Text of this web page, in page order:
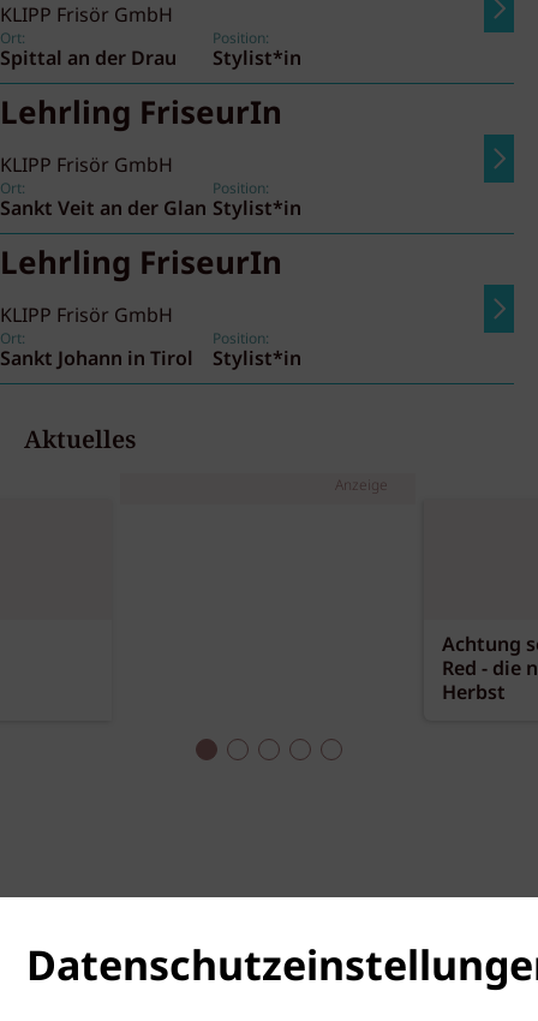
KLIPP Frisör GmbH
Ort:
Spittal an der Drau
Position:
Stylist*in
Lehrling FriseurIn
KLIPP Frisör GmbH
Ort:
Sankt Veit an der Glan
Position:
Stylist*in
Lehrling FriseurIn
KLIPP Frisör GmbH
Ort:
Sankt Johann in Tirol
Position:
Stylist*in
Aktuelles
Anzeige
Achtung
Red - die
Herbst